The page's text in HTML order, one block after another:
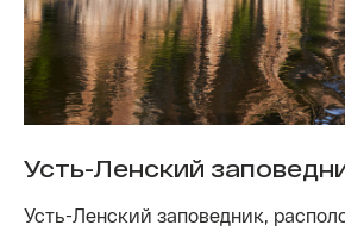
Усть-Ленский
Усть-Ленский заповедник,